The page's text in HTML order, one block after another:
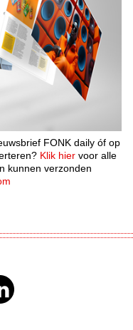
FONK daily óf op
Klik hier voor alle
kunnen verzonden